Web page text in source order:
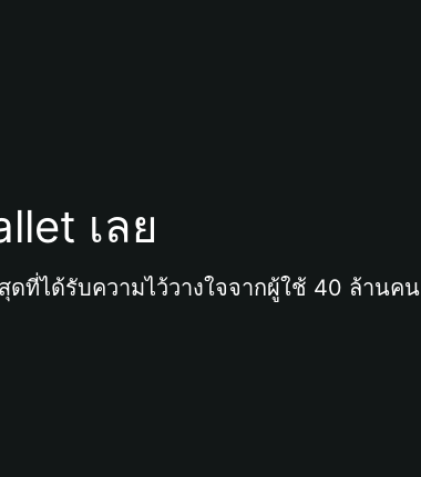
เลย
ที่ได้รับความไว้วางใจจากผู้ใช้ 40 ล้านคน